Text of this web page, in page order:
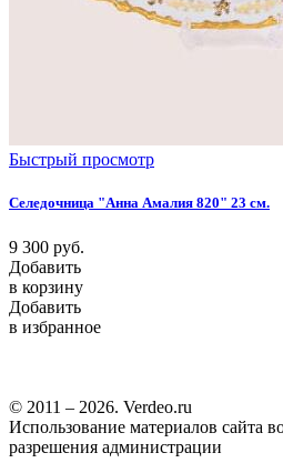
Быстрый просмотр
Селедочница "Анна Амалия 820" 23 см.
9 300 руб.
Добавить
в корзину
Добавить
в избранное
© 2011 – 2026. Verdeo.ru
Использование материалов сайта
разрешения администрации